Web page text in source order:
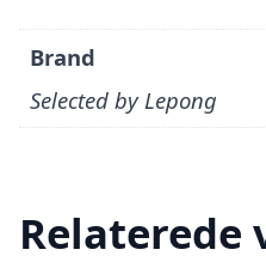
Brand
Selected by Lepong
Relaterede